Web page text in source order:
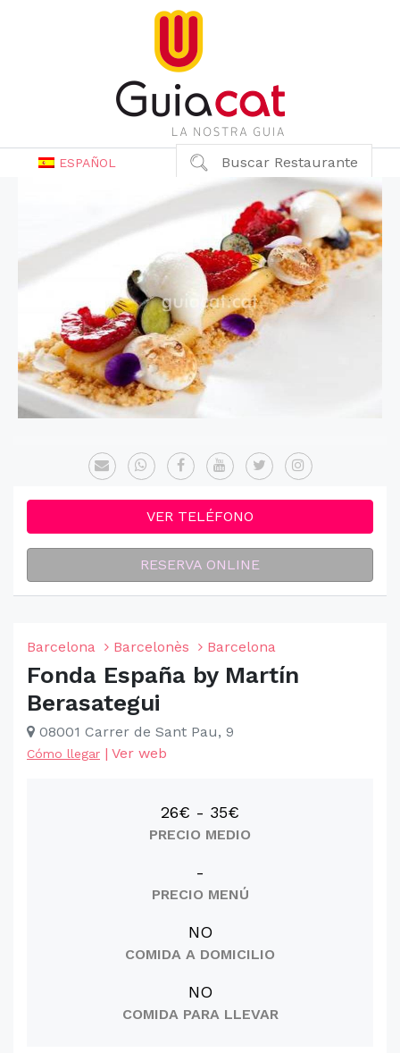
ESPAÑOL Buscar Restaurante
VER TELÉFONO
RESERVA ONLINE
Barcelona Barcelonès Barcelona
Fonda España by Martín
Berasategui
08001 Carrer de Sant Pau, 9
Cómo llegar | Ver web
26€ - 35€
PRECIO MEDIO
-
PRECIO MENÚ
NO
COMIDA A DOMICILIO
NO
COMIDA PARA LLEVAR